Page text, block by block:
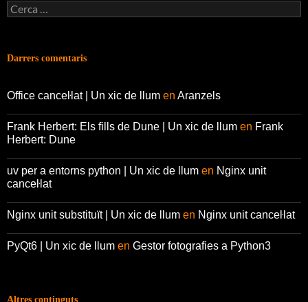
Cerca:
Darrers comentaris
Office canceŀlat | Un xic de llum en Aranzels
Frank Herbert: Els fills de Dune | Un xic de llum en Frank
Herbert: Dune
uv per a entorns python | Un xic de llum en Nginx unit
canceŀlat
Nginx unit substituït | Un xic de llum en Nginx unit canceŀlat
PyQt6 | Un xic de llum en Gestor fotografies a Python3
Altres continguts